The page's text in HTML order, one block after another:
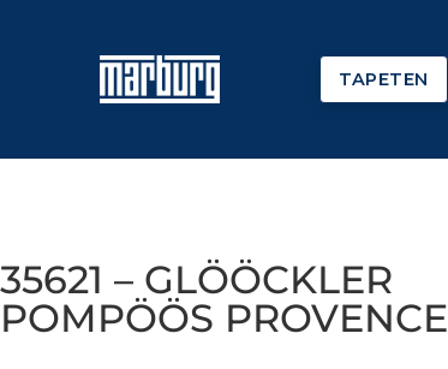
TAPETEN
35621 – GLÖÖCKLER
POMPÖÖS PROVENCE